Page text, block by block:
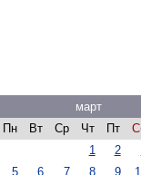
март
Пн
Вт Ср Чт Пт
1
2
5
6 7 8 9